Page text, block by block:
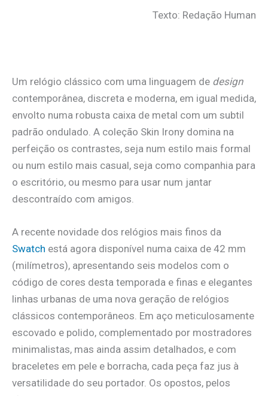
Texto: Redação Human
Um relógio clássico com uma linguagem de design
contemporânea, discreta e moderna, em igual medida,
envolto numa robusta caixa de metal com um subtil
padrão ondulado. A coleção Skin Irony domina na
perfeição os contrastes, seja num estilo mais formal
ou num estilo mais casual, seja como companhia para
o escritório, ou mesmo para usar num jantar
descontraído com amigos.
A recente novidade dos relógios mais finos da
Swatch está agora disponível numa caixa de 42 mm
(milímetros), apresentando seis modelos com o
código de cores desta temporada e finas e elegantes
linhas urbanas de uma nova geração de relógios
clássicos contemporâneos. Em aço meticulosamente
escovado e polido, complementado por mostradores
minimalistas, mas ainda assim detalhados, e com
braceletes em pele e borracha, cada peça faz jus à
versatilidade do seu portador. Os opostos, pelos